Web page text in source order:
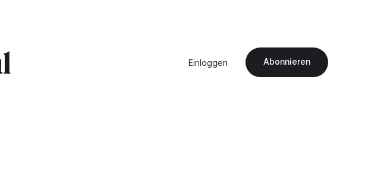
Einloggen Abonnieren